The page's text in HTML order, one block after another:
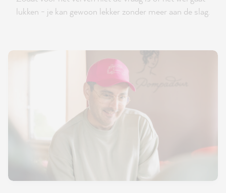
lukken - je kan gewoon lekker zonder meer aan de slag.